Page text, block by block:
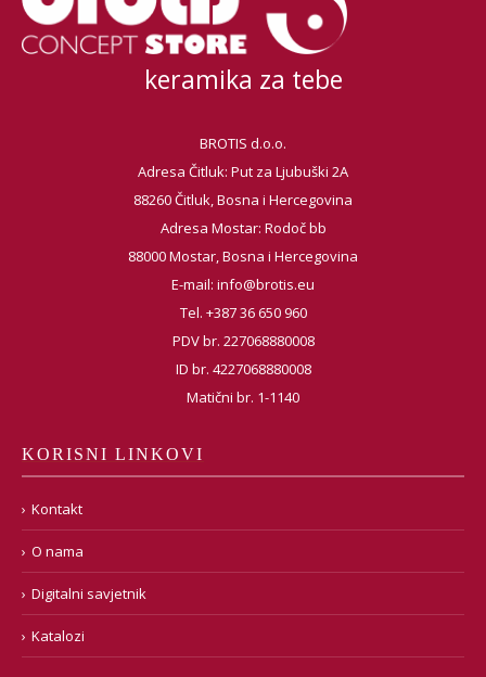
keramika za tebe
BROTIS d.o.o.
Adresa Čitluk: Put za Ljubuški 2A
88260 Čitluk, Bosna i Hercegovina
Adresa Mostar: Rodoč bb
88000 Mostar, Bosna i Hercegovina
E-mail: info@brotis.eu
Tel. +387 36 650 960
PDV br. 227068880008
ID br. 4227068880008
Matični br. 1-1140
KORISNI LINKOVI
Kontakt
O nama
Digitalni savjetnik
Katalozi